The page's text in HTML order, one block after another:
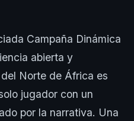
Campaña Dinámica
abierta y
Norte de África es
jugador con un
por la narrativa. Una